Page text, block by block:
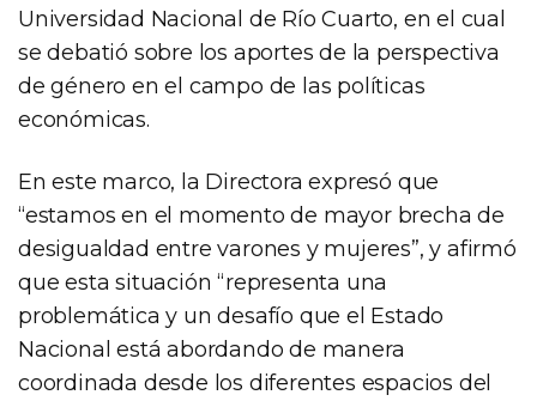
Universidad Nacional de Río Cuarto, en el cual
se debatió sobre los aportes de la perspectiva
de género en el campo de las políticas
económicas.
En este marco, la Directora expresó que
“estamos en el momento de mayor brecha de
desigualdad entre varones y mujeres”, y afirmó
que esta situación “representa una
problemática y un desafío que el Estado
Nacional está abordando de manera
coordinada desde los diferentes espacios del